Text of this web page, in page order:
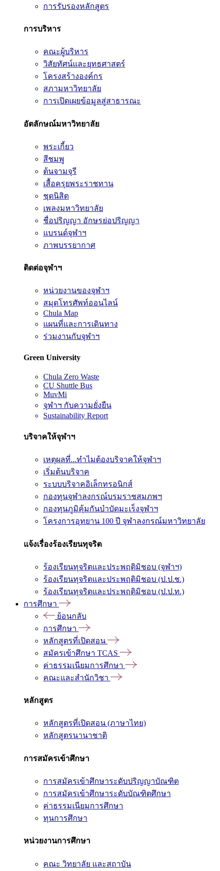
การรับรองหลักสูตร
การบริหาร
คณะผู้บริหาร
วิสัยทัศน์และยุทธศาสตร์
โครงสร้างองค์กร
สภามหาวิทยาลัย
การเปิดเผยข้อมูลสู่สาธารณะ
อัตลักษณ์มหาวิทยาลัย
พระเกี้ยว
สีชมพู
ต้นจามจุรี
เสื้อครุยพระราชทาน
ชุดนิสิต
เพลงมหาวิทยาลัย
ชื่อปริญญา อักษรย่อปริญญา
แบรนด์จุฬาฯ
ภาพบรรยากาศ
ติดต่อจุฬาฯ
หน่วยงานของจุฬาฯ
สมุดโทรศัพท์ออนไลน์
Chula Map
แผนที่และการเดินทาง
ร่วมงานกับจุฬาฯ
Green University
Chula Zero Waste
CU Shuttle Bus
MuvMi
จุฬาฯ กับความยั่งยืน
Sustainability Report
บริจาคให้จุฬาฯ
เหตุผลที่...ทำไมต้องบริจาคให้จุฬาฯ
เริ่มต้นบริจาค
ระบบบริจาคอิเล็กทรอนิกส์
กองทุนจุฬาลงกรณ์บรมราชสมภพฯ
กองทุนภูมิคุ้มกันบำบัดมะเร็งจุฬาฯ
โครงการอุทยาน 100 ปี จุฬาลงกรณ์มหาวิทยาลัย
แจ้งเรื่องร้องเรียนทุจริต
ร้องเรียนทุจริตและประพฤติมิชอบ (จุฬาฯ)
ร้องเรียนทุจริตและประพฤติมิชอบ (ป.ป.ช.)
ร้องเรียนทุจริตและประพฤติมิชอบ (ป.ป.ท.)
การศึกษา
ย้อนกลับ
การศึกษา
หลักสูตรที่เปิดสอน
สมัครเข้าศึกษา TCAS
ค่าธรรมเนียมการศึกษา
คณะและสำนักวิชา
หลักสูตร
หลักสูตรที่เปิดสอน (ภาษาไทย)
หลักสูตรนานาชาติ
การสมัครเข้าศึกษา
การสมัครเข้าศึกษาระดับปริญญาบัณฑิต
การสมัครเข้าศึกษาระดับบัณฑิตศึกษา
ค่าธรรมเนียมการศึกษา
ทุนการศึกษา
หน่วยงานการศึกษา
คณะ วิทยาลัย และสถาบัน